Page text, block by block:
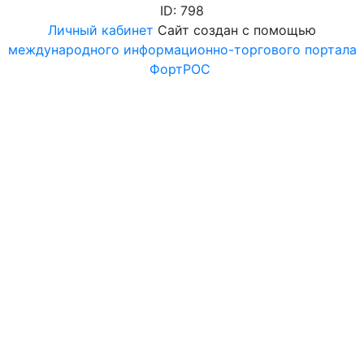
ID: 798
Личный кабинет Сайт создан с помощью
международного информационно-торгового портала
ФортРОС